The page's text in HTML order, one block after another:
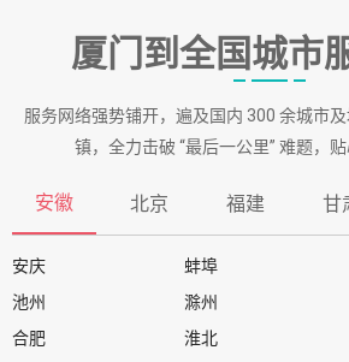
厦门到全国城市
服务网络强势铺开，遍及国内 300 余城市
镇，全力击破 “最后一公里” 难题，贴
安徽 北京 福建 甘
安庆 蚌埠
池州
滁州
合肥
淮北